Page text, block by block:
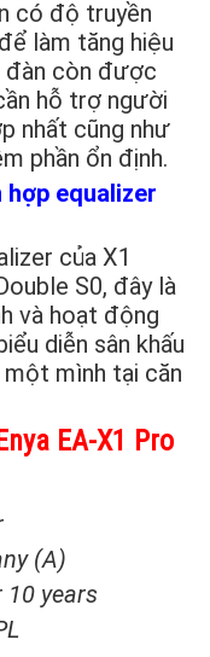
có độ truyền
làm tăng hiệu
đàn còn được
hỗ trợ người
nhất cũng như
phần ổn định.
hợp equalizer
của X1
S0, đây là
và hoạt động
diễn sân khấu
mình tại căn
EA-X1 Pro
(A)
10 years